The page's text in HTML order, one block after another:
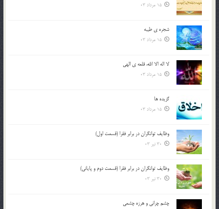
15 مرداد 03
شجره ي طيبه
15 مرداد 03
لا اله الا الله، قلعه ي الهي
15 مرداد 03
گزيده ها
15 مرداد 03
وظایف توانگران در برابر فقرا (قسمت اول)
30 تیر 03
وظایف توانگران در برابر فقرا (قسمت دوم و پایانی)
30 تیر 03
چشم ‏چرانى و هرزه‏ چشمى